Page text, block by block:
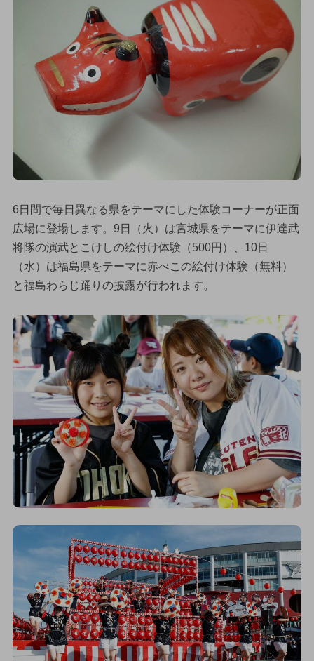
6日間で毎日異なる県をテーマにした体験コーナーが正面
広場に登場します。9日（火）は宮城県をテーマに伊達武
将隊の演武とこけしの絵付け体験（500円）、10日
（水）は福島県をテーマに赤べこの絵付け体験（無料）
と福島わらじ踊りの披露が行われます。